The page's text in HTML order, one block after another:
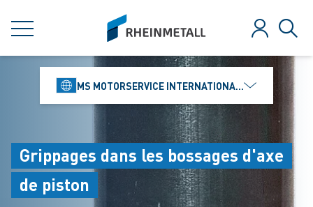
MENU
siteLogo
Se
MS MOTORSERVICE INTERNATIONAL GMBH
Grippages dans les bossages d'axe
de piston